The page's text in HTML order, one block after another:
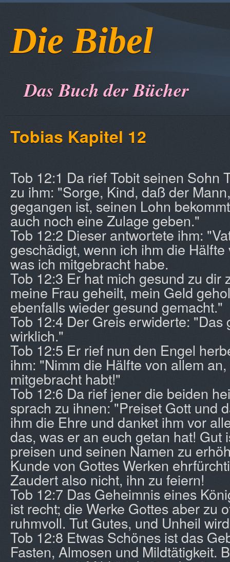
Die Bibel
Das Buch der Bücher
Tobias Kapitel 12
Tob 12:1 Da rief Tobit seinen Sohn
zu ihm: "Sorge, Kind, daß der
gegangen ist, seinen Lohn
auch noch eine Zulage geben."
Tob 12:2 Dieser antwortete ihm:
geschädigt, wenn ich ihm die
was ich mitgebracht habe.
Tob 12:3 Er hat mich gesund zu dir
meine Frau geheilt, mein Geld
ebenfalls wieder gesund gemacht."
Tob 12:4 Der Greis erwiderte: "Das
wirklich."
Tob 12:5 Er rief nun den Engel
ihm: "Nimm die Hälfte von allem
mitgebracht habt!"
Tob 12:6 Da rief jener die beiden
sprach zu ihnen: "Preiset Gott und
ihm die Ehre und danket ihm vor
das, was er an euch getan hat! Gut
preisen und seinen Namen zu
Kunde von Gottes Werken
Zaudert also nicht, ihn zu feiern!
Tob 12:7 Das Geheimnis eines
ist recht; die Werke Gottes aber zu
ruhmvoll. Tut Gutes, und Unheil
Tob 12:8 Etwas Schönes ist das
Fasten, Almosen und Mildtätigkeit.